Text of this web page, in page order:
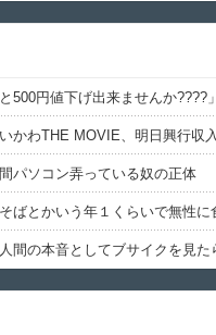
パソコン弄っている奴の正体